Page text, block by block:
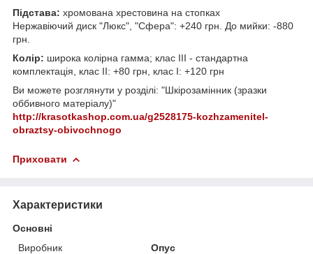
Підстава: хромована хрестовина на стопках
Нержавіючий диск "Люкс", "Сфера": +240 грн. До мийки: -880
грн.
Колір: широка колірна гамма; клас III - стандартна
комплектація, клас II: +80 грн, клас I: +120 грн
Ви можете розглянути у розділі: "Шкірозамінник (зразки
оббивного матеріалу)"
http://krasotkashop.com.ua/g2528175-kozhzamenitel-
obraztsy-obivochnogo
Приховати
Характеристики
Основні
Виробник
Опус